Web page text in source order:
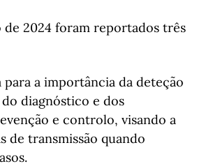
2024 foram reportados três
para a importância da deteção
diagnóstico e dos
e controlo, visando a
de transmissão quando